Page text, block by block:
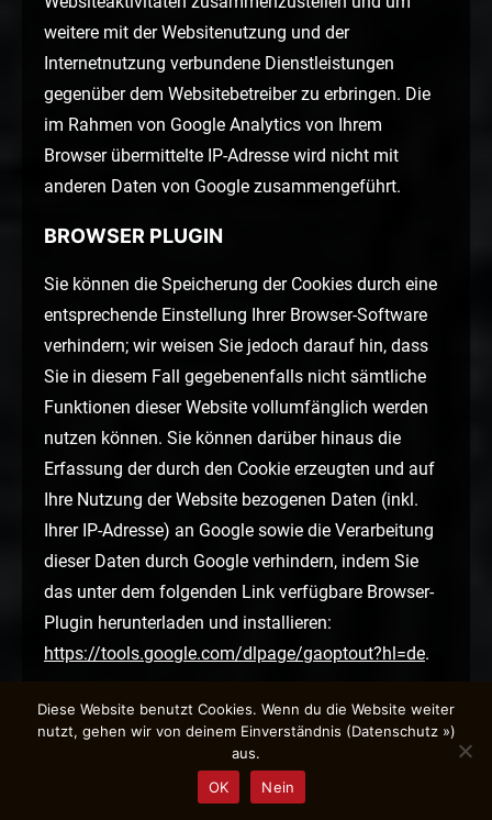
weitere mit der Websitenutzung und der
Internetnutzung verbundene Dienstleistungen
gegenüber dem Websitebetreiber zu erbringen. Die
im Rahmen von Google Analytics von Ihrem
Browser übermittelte IP-Adresse wird nicht mit
anderen Daten von Google zusammengeführt.
BROWSER PLUGIN
Sie können die Speicherung der Cookies durch eine
entsprechende Einstellung Ihrer Browser-Software
verhindern; wir weisen Sie jedoch darauf hin, dass
Sie in diesem Fall gegebenenfalls nicht sämtliche
Funktionen dieser Website vollumfänglich werden
nutzen können. Sie können darüber hinaus die
Erfassung der durch den Cookie erzeugten und auf
Ihre Nutzung der Website bezogenen Daten (inkl.
Ihrer IP-Adresse) an Google sowie die Verarbeitung
dieser Daten durch Google verhindern, indem Sie
das unter dem folgenden Link verfügbare Browser-
Plugin herunterladen und installieren:
https://tools.google.com/dlpage/gaoptout?hl=de.
WIDERSPRUCH GEGEN
DATENERFASSUNG
Sie können die Erfassung Ihrer Daten durch Google
Analytics verhindern, indem Sie auf folgenden Link
Diese Website benutzt Cookies. Wenn du die Website weiter
nutzt, gehen wir von deinem Einverständnis (Datenschutz »)
aus.
OK
Nein